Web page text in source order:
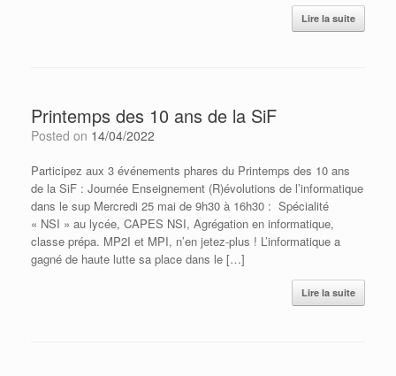
Lire la suite
Printemps des 10 ans de la SiF
Posted on 14/04/2022
Participez aux 3 événements phares du Printemps des 10 ans
de la SiF : Journée Enseignement (R)évolutions de l’informatique
dans le sup Mercredi 25 mai de 9h30 à 16h30 : Spécialité
« NSI » au lycée, CAPES NSI, Agrégation en informatique,
classe prépa. MP2I et MPI, n’en jetez-plus ! L’informatique a
gagné de haute lutte sa place dans le […]
Lire la suite